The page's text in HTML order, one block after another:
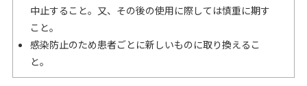
中止すること。又、その後の使用に際しては慎重に期す
こと。
感染防止のため患者ごとに新しいものに取り換えるこ
と。